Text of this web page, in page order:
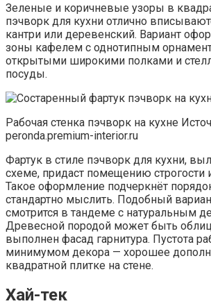
Зеленые и коричневые узоры в
пэчворк для кухни отлично
кантри или деревенский. Вариант
зоны кафелем с однотипным
открытыми широкими полками и
посуды.
Рабочая стенка пэчворк на кухне
peronda.premium-interior.ru
Фартук в стиле пэчворк для кухни,
схеме, придаст помещению строгости
Такое оформление подчеркнёт
стандартно мыслить. Подобный
смотрится в тандеме с натуральным
Древесной породой может быть
выполнен фасад гарнитура. Пустота
минимумом декора — хорошее
квадратной плитке на стене.
Хай-тек